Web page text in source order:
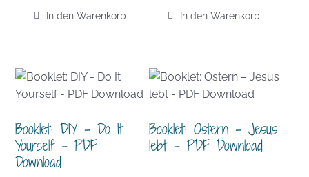
In den Warenkorb In den Warenkorb
Booklet: DIY – Do It
Yourself – PDF
Download
Booklet: Ostern – Jesus
lebt – PDF Download